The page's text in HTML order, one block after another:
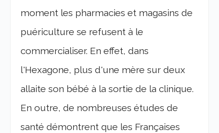
moment les pharmacies et magasins de
puériculture se refusent à le
commercialiser. En effet, dans
l'Hexagone, plus d'une mère sur deux
allaite son bébé à la sortie de la clinique.
En outre, de nombreuses études de
santé démontrent que les Françaises